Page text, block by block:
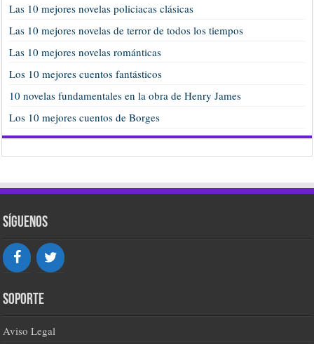
Las 10 mejores novelas policiacas clásicas
Las 10 mejores novelas de terror de todos los tiempos
Las 10 mejores novelas románticas
Los 10 mejores cuentos fantásticos
10 novelas fundamentales en la obra de Henry James
Los 10 mejores cuentos de Borges
Síguenos
Soporte
Aviso Legal